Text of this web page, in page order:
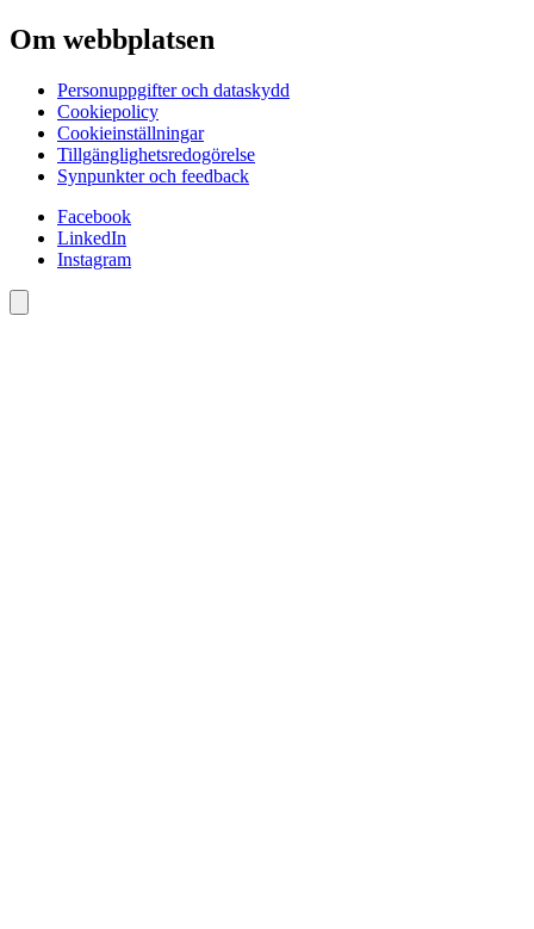
Om webbplatsen
Personuppgifter och dataskydd
Cookiepolicy
Cookieinställningar
Tillgänglighetsredogörelse
Synpunkter och feedback
Facebook
LinkedIn
Instagram